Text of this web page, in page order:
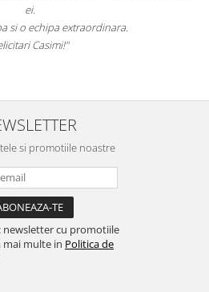
ei.
si o echipa extraordinara.
Casimi!"
si promotiile noastre
newsletter cu promotiile
mai multe in Politica de